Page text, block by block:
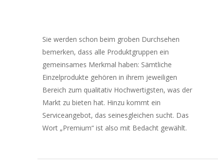
Sie werden schon beim groben Durchsehen
bemerken, dass alle Produktgruppen ein
gemeinsames Merkmal haben: Sämtliche
Einzelprodukte gehören in ihrem jeweiligen
Bereich zum qualitativ Hochwertigsten, was der
Markt zu bieten hat. Hinzu kommt ein
Serviceangebot, das seinesgleichen sucht. Das
Wort „Premium“ ist also mit Bedacht gewählt.